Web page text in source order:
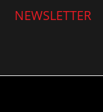
NEWSLETTER